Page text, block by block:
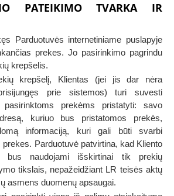
PATEIKIMO TVARKA IR
Parduotuvės internetiniame puslapyje
prekes. Jo pasirinkimo pagrindu
krepšelis.
krepšelį, Klientas (jei jis dar nėra
prie sistemos) turi suvesti
pasirinktoms prekėms pristatyti: savo
kuriuo bus pristatomos prekės,
informaciją, kuri gali būti svarbi
Parduotuvė patvirtina, kad Kliento
bus naudojami išskirtinai tik prekių
tikslais, nepažeidžiant LR teisės aktų
asmens duomenų apsaugai.